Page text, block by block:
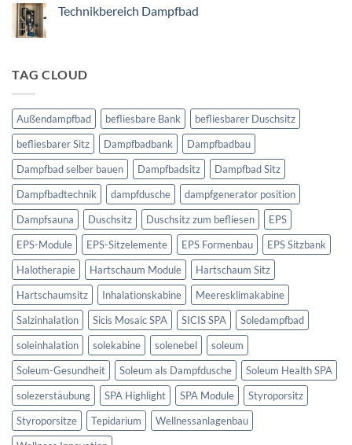
SOLEUM
Technikbereich Dampfbad
TAG CLOUD
Außendampfbad befliesbare Bank
befliesbarer Duschsitz
befliesbarer Sitz
Dampfbadbank
Dampfbadbau
Dampfbad selber bauen
Dampfbadsitz
Dampfbad Sitz
Dampfbadtechnik
dampfdusche
dampfgenerator position
Dampfsauna
Duschsitz Duschsitz zum befliesen
EPS
EPS-Module
EPS-Sitzelemente EPS Formenbau
EPS Sitzbank
Halotherapie
Hartschaum Module
Hartschaum Sitz
Hartschaumsitz
Inhalationskabine
Meeresklimakabine
Salzinhalation
Sicis Mosaic SPA SICIS SPA
Soledampfbad
soleinhalation
solekabine solenebel
soleum
Soleum-Gesundheit
Soleum als Dampfdusche
Soleum Health SPA
solezerstäubung
SPA Highlight SPA Module
Styroporsitz
Styroporsitze
Tepidarium
Wellnessanlagenbau